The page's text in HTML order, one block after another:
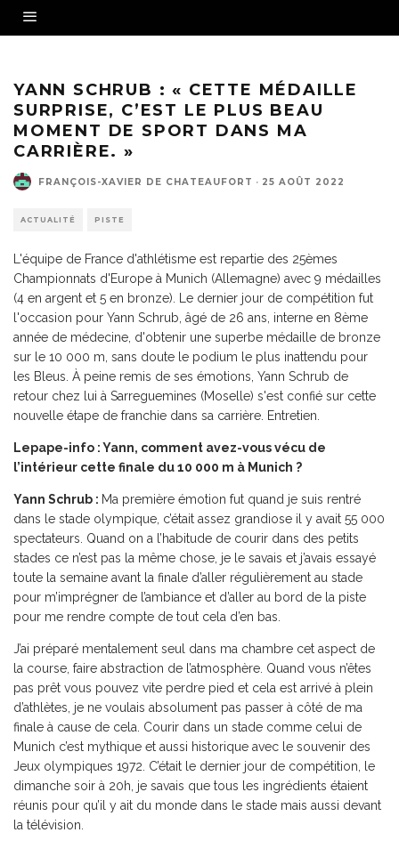
YANN SCHRUB : « CETTE MÉDAILLE
SURPRISE, C’EST LE PLUS BEAU
MOMENT DE SPORT DANS MA
CARRIÈRE. »
FRANÇOIS-XAVIER DE CHATEAUFORT · 25 AOÛT 2022
ACTUALITÉ PISTE
L'équipe de France d'athlétisme est repartie des 25èmes
Championnats d'Europe à Munich (Allemagne) avec 9 médailles
(4 en argent et 5 en bronze). Le dernier jour de compétition fut
l'occasion pour Yann Schrub, âgé de 26 ans, interne en 8ème
année de médecine, d'obtenir une superbe médaille de bronze
sur le 10 000 m, sans doute le podium le plus inattendu pour
les Bleus. À peine remis de ses émotions, Yann Schrub de
retour chez lui à Sarreguemines (Moselle) s'est confié sur cette
nouvelle étape de franchie dans sa carrière. Entretien.
Lepape-info : Yann, comment avez-vous vécu de
l’intérieur cette finale du 10 000 m à Munich ?
Yann Schrub : Ma première émotion fut quand je suis rentré
dans le stade olympique, c’était assez grandiose il y avait 55 000
spectateurs. Quand on a l’habitude de courir dans des petits
stades ce n’est pas la même chose, je le savais et j’avais essayé
toute la semaine avant la finale d’aller régulièrement au stade
pour m’imprégner de l’ambiance et d’aller au bord de la piste
pour me rendre compte de tout cela d’en bas.
J’ai préparé mentalement seul dans ma chambre cet aspect de
la course, faire abstraction de l’atmosphère. Quand vous n’êtes
pas prêt vous pouvez vite perdre pied et cela est arrivé à plein
d’athlètes, je ne voulais absolument pas passer à côté de ma
finale à cause de cela. Courir dans un stade comme celui de
Munich c’est mythique et aussi historique avec le souvenir des
Jeux olympiques 1972. C’était le dernier jour de compétition, le
dimanche soir à 20h, je savais que tous les ingrédients étaient
réunis pour qu’il y ait du monde dans le stade mais aussi devant
la télévision.